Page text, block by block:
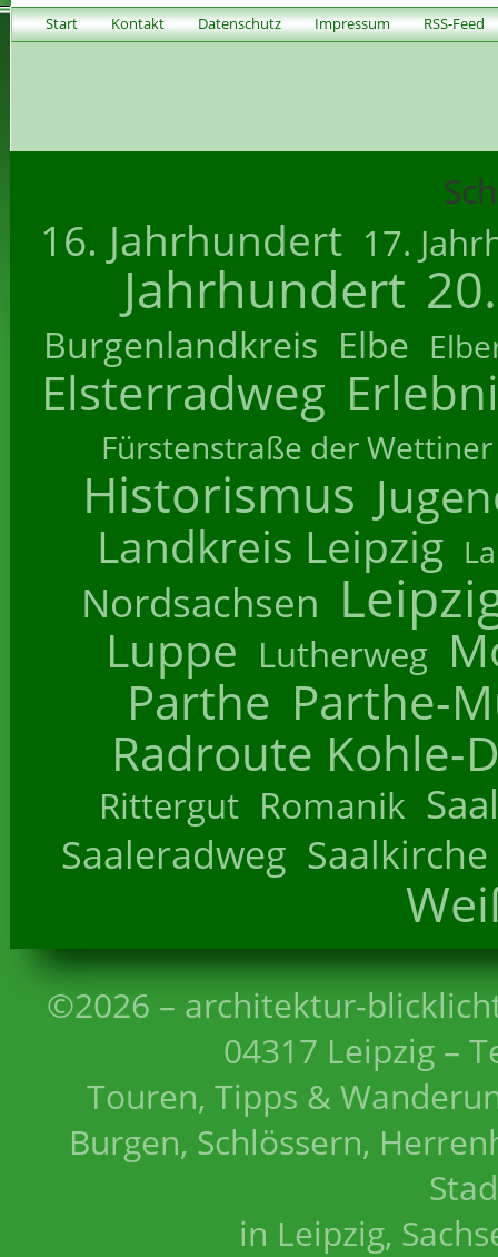
Start Kontakt Datenschutz Impressum RSS-Feed
16. Jahrhundert 17.
Jahrhundert
Burgenlandkreis Elbe
Elsterradweg
Fürstenstraße der Wettiner
Historismus
Landkreis Leipzig
Nordsachsen
Luppe Lutherweg
Parthe Parthe-
Radroute Kohle-
Rittergut Romanik
Saaleradweg Saalkirche
©2026 – architektur-
04317 Leipzig –
Touren, Tipps &
Burgen, Schlössern,
in Leipzig,